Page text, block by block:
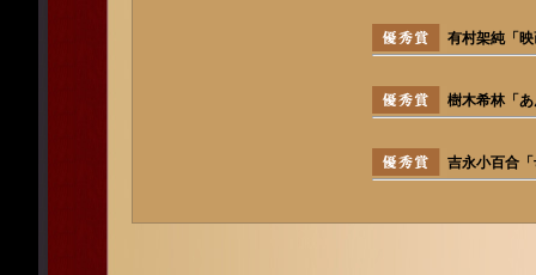
有村架純「
樹木希林「
吉永小百合